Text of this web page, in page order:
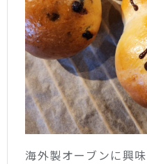
海外製オーブンに興